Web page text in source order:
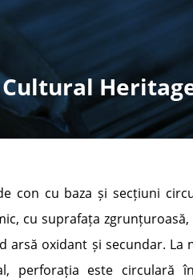
con cu baza și secțiuni
cu suprafața zgrunțuroasă,
arsă oxidant și secundar. La
perforația este circulară